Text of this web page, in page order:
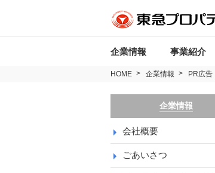
企業情報 事業紹介
HOME 企業情報 PR広告
企業情報
会社概要
ごあいさつ